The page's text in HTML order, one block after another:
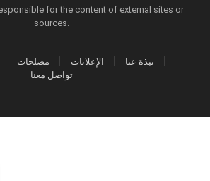
for the content of external sites or
sources.
مصلحات الإعلانات
نبذة عنا
تواصل معنا